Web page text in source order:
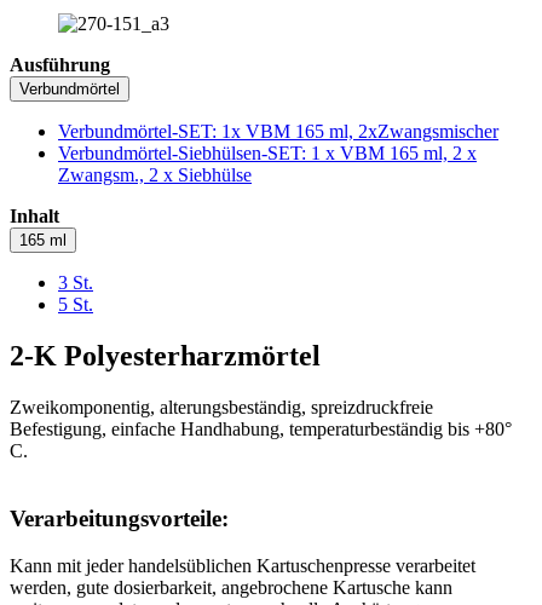
Ausführung
Verbundmörtel
Verbundmörtel-SET: 1x VBM 165 ml, 2xZwangsmischer
Verbundmörtel-Siebhülsen-SET: 1 x VBM 165 ml, 2 x
Zwangsm., 2 x Siebhülse
Inhalt
165 ml
3 St.
5 St.
2-K Polyesterharzmörtel
Zweikomponentig, alterungsbeständig, spreizdruckfreie
Befestigung, einfache Handhabung, temperaturbeständig bis +80°
C.
Verarbeitungsvorteile:
Kann mit jeder handelsüblichen Kartuschenpresse verarbeitet
werden, gute dosierbarkeit, angebrochene Kartusche kann